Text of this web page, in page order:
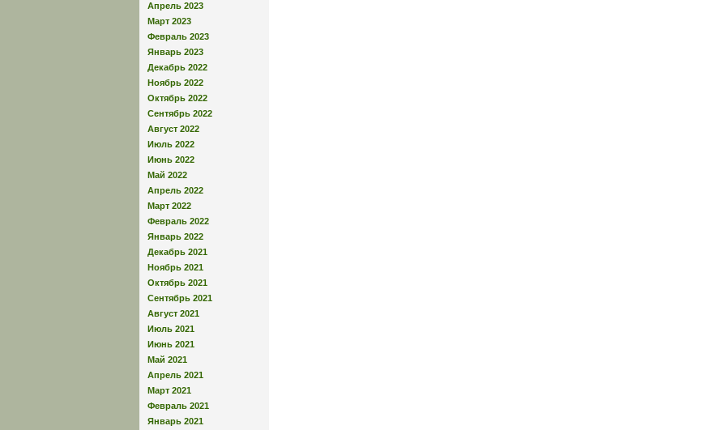
Апрель 2023
Март 2023
Февраль 2023
Январь 2023
Декабрь 2022
Ноябрь 2022
Октябрь 2022
Сентябрь 2022
Август 2022
Июль 2022
Июнь 2022
Май 2022
Апрель 2022
Март 2022
Февраль 2022
Январь 2022
Декабрь 2021
Ноябрь 2021
Октябрь 2021
Сентябрь 2021
Август 2021
Июль 2021
Июнь 2021
Май 2021
Апрель 2021
Март 2021
Февраль 2021
Январь 2021